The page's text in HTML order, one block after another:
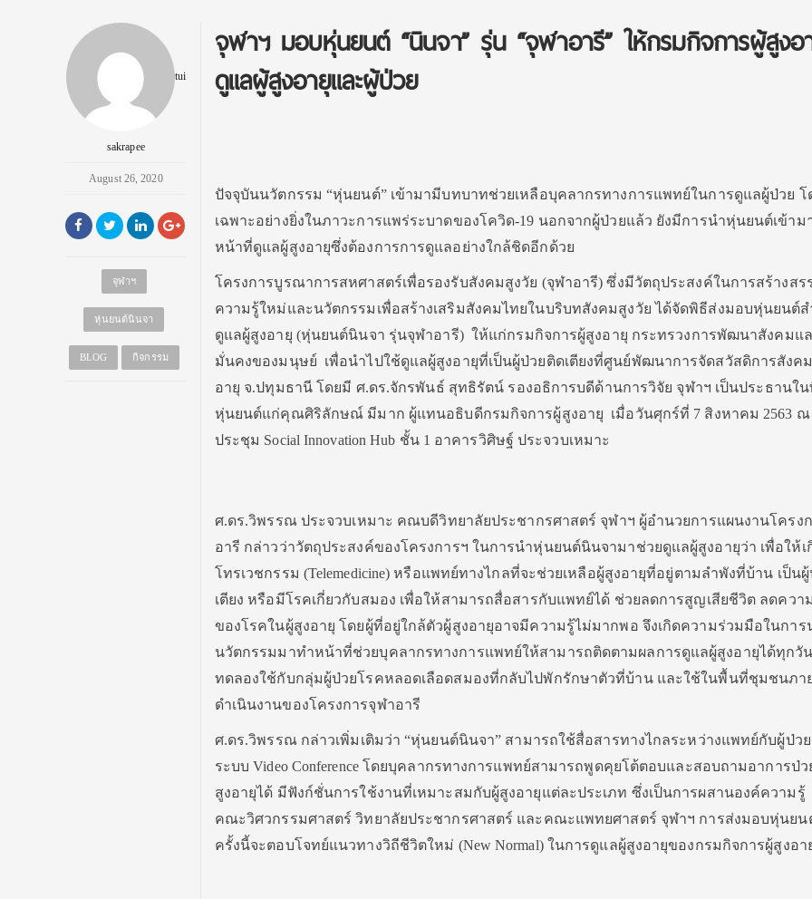
tui
sakrapee
August 26, 2020
จุฬาฯ
หุ่นยนต์นินจา
BLOG กิจกรรม
จุฬาฯ มอบหุ่นยนต์ “นินจา” รุ่น “จุฬาอารี” ให้กรมกิจการผู้สูงอ
ดูแลผู้สูงอายุและผู้ป่วย
ปัจจุบันนวัตกรรม “หุ่นยนต์” เข้ามามีบทบาทช่วยเหลือบุคลากรทางการแพทย์ในการดูแลผู้ป่วย โ
เฉพาะอย่างยิ่งในภาวะการแพร่ระบาดของโควิด-19 นอกจากผู้ป่วยแล้ว ยังมีการนำหุ่นยนต์เข้าม
หน้าที่ดูแลผู้สูงอายุซึ่งต้องการการดูแลอย่างใกล้ชิดอีกด้วย
โครงการบูรณาการสหศาสตร์เพื่อรองรับสังคมสูงวัย (จุฬาอารี) ซึ่งมีวัตถุประสงค์ในการสร้างสร
ความรู้ใหม่และนวัตกรรมเพื่อสร้างเสริมสังคมไทยในบริบทสังคมสูงวัย ได้จัดพิธีส่งมอบหุ่นยนต์
ดูแลผู้สูงอายุ (หุ่นยนต์นินจา รุ่นจุฬาอารี) ให้แก่กรมกิจการผู้สูงอายุ กระทรวงการพัฒนาสังคมแ
มั่นคงของมนุษย์ เพื่อนำไปใช้ดูแลผู้สูงอายุที่เป็นผู้ป่วยติดเตียงที่ศูนย์พัฒนาการจัดสวัสดิการสังค
อายุ จ.ปทุมธานี โดยมี ศ.ดร.จักรพันธ์ สุทธิรัตน์ รองอธิการบดีด้านการวิจัย จุฬาฯ เป็นประธานใ
หุ่นยนต์แก่คุณศิริลักษณ์ มีมาก ผู้แทนอธิบดีกรมกิจการผู้สูงอายุ เมื่อวันศุกร์ที่ 7 สิงหาคม 2563 ณ
ประชุม Social Innovation Hub ชั้น 1 อาคารวิศิษฐ์ ประจวบเหมาะ
ศ.ดร.วิพรรณ ประจวบเหมาะ คณบดีวิทยาลัยประชากรศาสตร์ จุฬาฯ ผู้อำนวยการแผนงานโครง
อารี กล่าวว่าวัตถุประสงค์ของโครงการฯ ในการนำหุ่นยนต์นินจามาช่วยดูแลผู้สูงอายุว่า เพื่อให้เ
โทรเวชกรรม (Telemedicine) หรือแพทย์ทางไกลที่จะช่วยเหลือผู้สูงอายุที่อยู่ตามลำพังที่บ้าน เป็น
เตียง หรือมีโรคเกี่ยวกับสมอง เพื่อให้สามารถสื่อสารกับแพทย์ได้ ช่วยลดการสูญเสียชีวิต ลดความ
ของโรคในผู้สูงอายุ โดยผู้ที่อยู่ใกล้ตัวผู้สูงอายุอาจมีความรู้ไม่มากพอ จึงเกิดความร่วมมือในการ
นวัตกรรมมาทำหน้าที่ช่วยบุคลากรทางการแพทย์ให้สามารถติดตามผลการดูแลผู้สูงอายุได้ทุกวั
ทดลองใช้กับกลุ่มผู้ป่วยโรคหลอดเลือดสมองที่กลับไปพักรักษาตัวที่บ้าน และใช้ในพื้นที่ชุมชนภา
ดำเนินงานของโครงการจุฬาอารี
ศ.ดร.วิพรรณ กล่าวเพิ่มเติมว่า “หุ่นยนต์นินจา” สามารถใช้สื่อสารทางไกลระหว่างแพทย์กับผู้ป่ว
ระบบ Video Conference โดยบุคลากรทางการแพทย์สามารถพูดคุยโต้ตอบและสอบถามอาการป่ว
สูงอายุได้ มีฟังก์ชั่นการใช้งานที่เหมาะสมกับผู้สูงอายุแต่ละประเภท ซึ่งเป็นการผสานองค์ความ
คณะวิศวกรรมศาสตร์ วิทยาลัยประชากรศาสตร์ และคณะแพทยศาสตร์ จุฬาฯ การส่งมอบหุ่นย
ครั้งนี้จะตอบโจทย์แนวทางวิถีชีวิตใหม่ (New Normal) ในการดูแลผู้สูงอายุของกรมกิจการผู้สูงอา